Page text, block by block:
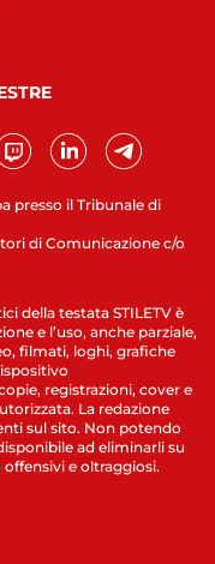
presso il Tribunale di
di Comunicazione c/o
della testata STILETV è
e l’uso, anche parziale,
filmati, loghi, grafiche
registrazioni, cover e
La redazione
sul sito. Non potendo
ad eliminarli su
e oltraggiosi.